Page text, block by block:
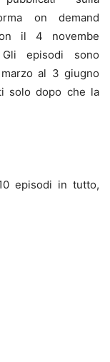
on demand
il 4 novembe
Gli episodi sono
al 3 giugno
solo dopo che la
episodi in tutto,